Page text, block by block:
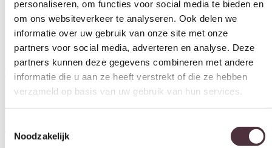
partners voor social media, adverteren en analyse. Deze
partners kunnen deze gegevens combineren met andere
informatie die u aan ze heeft verstrekt of die ze hebben
verzameld op basis van uw gebruik van hun services.
Toestemmingsselectie
Noodzakelijk
Specificaties